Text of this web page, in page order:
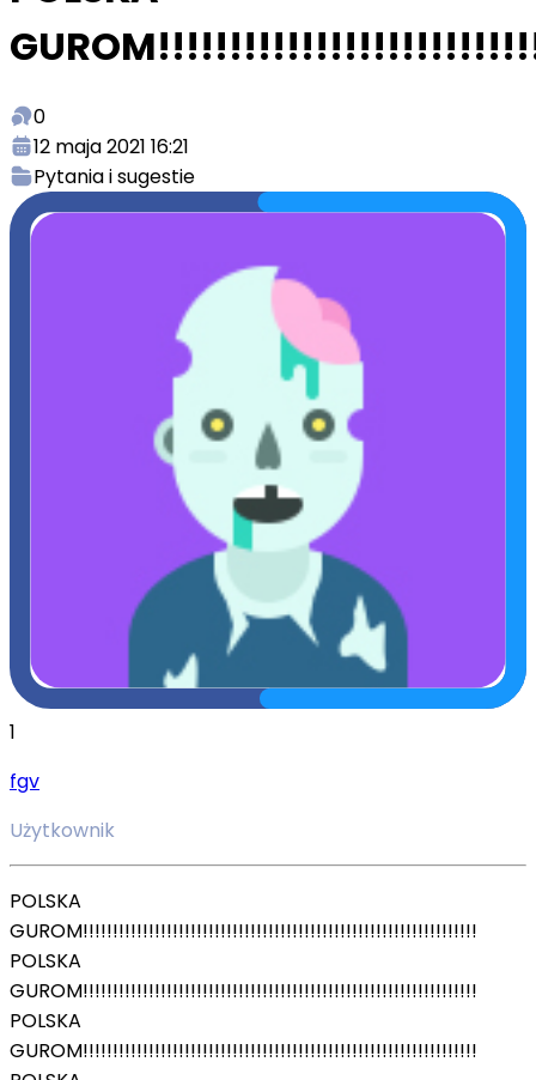
0
12 maja 2021 16:21
Pytania i sugestie
1
fgv
Użytkownik
POLSKA
GUROM!!!!!!!!!!!!!!!!!!!!!!!!!!!!!!!!!!!!!!!!!!!!!!!!!!!!!!!!!!!!!!!!!!
POLSKA
GUROM!!!!!!!!!!!!!!!!!!!!!!!!!!!!!!!!!!!!!!!!!!!!!!!!!!!!!!!!!!!!!!!!!!
POLSKA
GUROM!!!!!!!!!!!!!!!!!!!!!!!!!!!!!!!!!!!!!!!!!!!!!!!!!!!!!!!!!!!!!!!!!!